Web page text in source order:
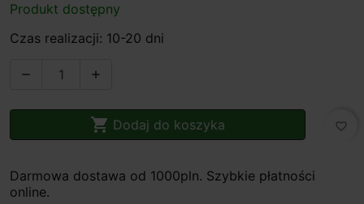
Produkt dostępny
Czas realizacji: 10-20 dni
 
 Dodaj do koszyka favorite_border
Darmowa dostawa od 1000pln. Szybkie płatności
online.